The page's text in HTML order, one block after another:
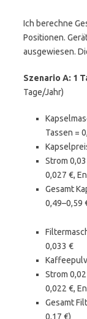
Ich berechne
Positionen.
ausgewiesen.
Szenario A: 1
Tage/Jahr)
Tassen =
Strom
0,027 €,
Gesamt
0,49–0,59
0,033 €
Strom
0,022 €,
Gesamt
0,17 €)